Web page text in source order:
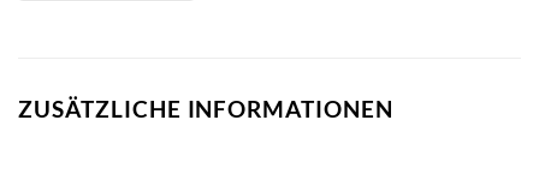
ZUSÄTZLICHE INFORMATIONEN